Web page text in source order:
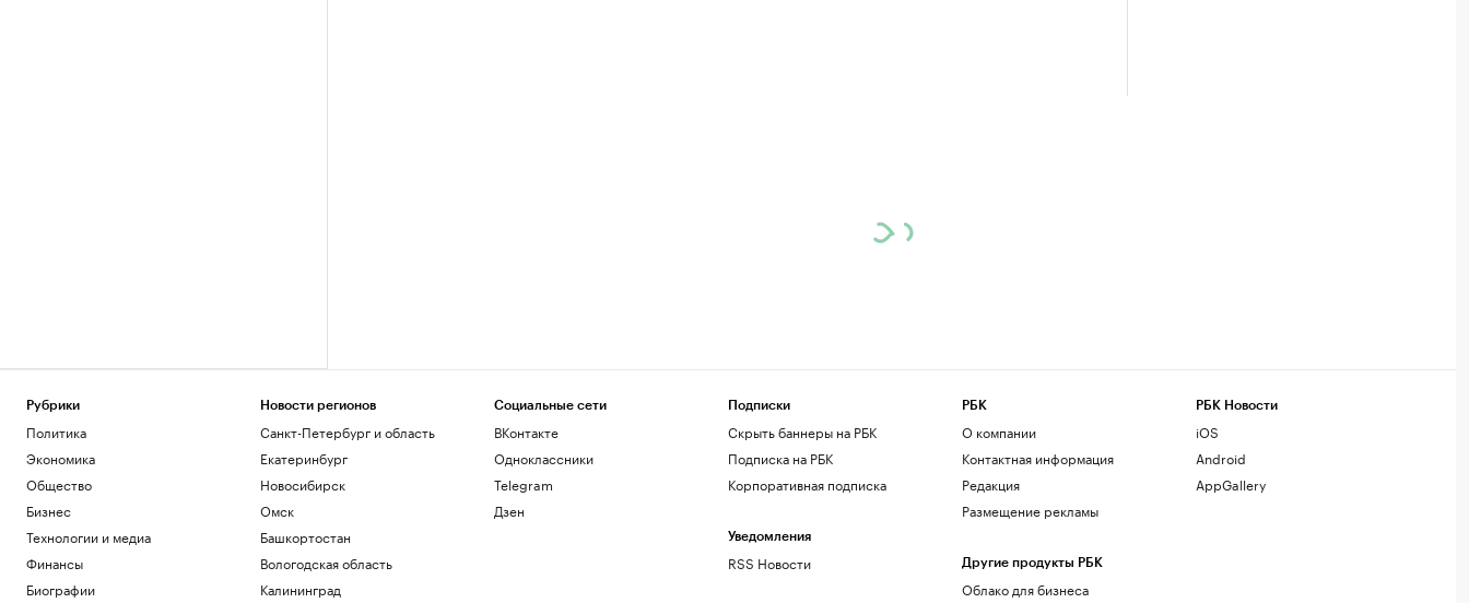
Рубрики
Политика
Экономика
Общество
Бизнес
Технологии и медиа
Финансы
Биографии
Новости регионов
Санкт-Петербург и область
Екатеринбург
Новосибирск
Омск
Башкортостан
Вологодская область
Калининград
Социальные сети
ВКонтакте
Одноклассники
Telegram
Дзен
Подписки
Скрыть баннеры на РБК
Подписка на РБК
Корпоративная подписка
Уведомления
RSS Новости
РБК
О компании
Контактная информация
Редакция
Размещение рекламы
Другие продукты РБК
Облако для бизнеса
РБК Новости
iOS
Android
AppGallery